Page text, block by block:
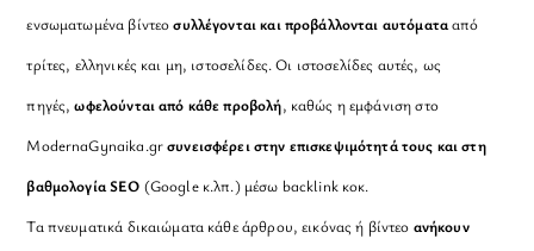
ενσωματωμένα βίντεοσυλλέγονται και προβάλλονται αυτόματααπό
τρίτες, ελληνικές και μη, ιστοσελίδες. Οι ιστοσελίδες αυτές, ως
πηγές,ωφελούνται από κάθε προβολή, καθώς η εμφάνιση στο
ModernaGynaika.grσυνεισφέρει στην επισκεψιμότητά τους και στη
βαθμολογία SEO (Google κ.λπ.) μέσω backlink κοκ.
Τα πνευματικά δικαιώματα κάθε άρθρου, εικόνας ή βίντεο ανήκουν